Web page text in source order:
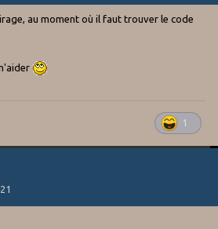
au moment où il faut trouver le code
1